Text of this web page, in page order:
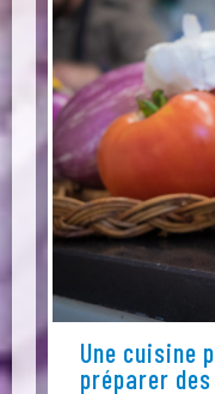
Une cuisine
préparer